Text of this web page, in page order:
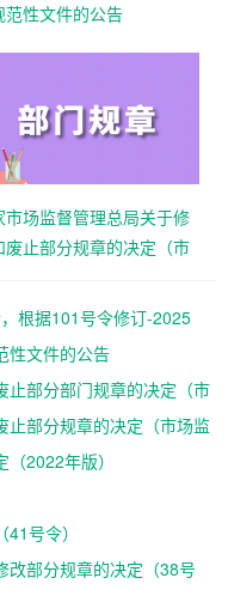
范性文件的公告
市场监督管理总局关于修
废止部分规章的决定（市
根据101号令修订-2025
性文件的公告
止部分部门规章的决定（市
止部分规章的决定（市场监
2022年版）
号令）
改部分规章的决定（38号